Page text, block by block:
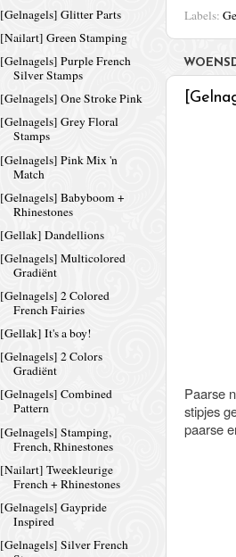
Labels:
Paarse
stipjes
paarse
[Gelnagels] Glitter Parts
[Nailart] Green Stamping
[Gelnagels] Purple French
Silver Stamps
[Gelnagels] One Stroke Pink
[Gelnagels] Grey Floral
Stamps
[Gelnagels] Pink Mix 'n
Match
[Gelnagels] Babyboom +
Rhinestones
[Gellak] Dandellions
[Gelnagels] Multicolored
Gradiënt
[Gelnagels] 2 Colored
French Fairies
[Gellak] It's a boy!
[Gelnagels] 2 Colors
Gradiënt
[Gelnagels] Combined
Pattern
[Gelnagels] Stamping,
French, Rhinestones
[Nailart] Tweekleurige
French + Rhinestones
[Gelnagels] Gaypride
Inspired
[Gelnagels] Silver French